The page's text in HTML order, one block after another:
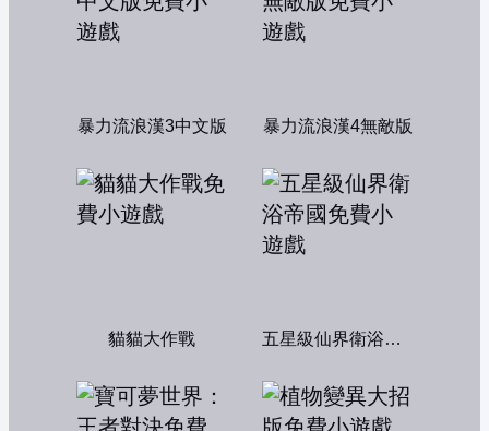
暴力流浪漢3中文版 暴力流浪漢4無敵版
貓貓大作戰 五星級仙界衛浴帝國